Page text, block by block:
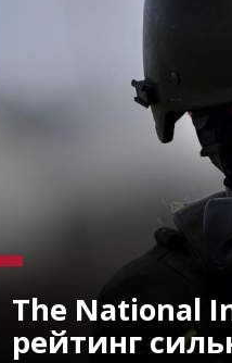
The National
рейтинг